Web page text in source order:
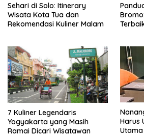
Sehari di Solo: Itinerary
Wisata Kota Tua dan
Rekomendasi Kuliner Malam
7 Kuliner Legendaris
Yogyakarta yang Masih
Ramai Dicari Wisatawan
Harus
Utama